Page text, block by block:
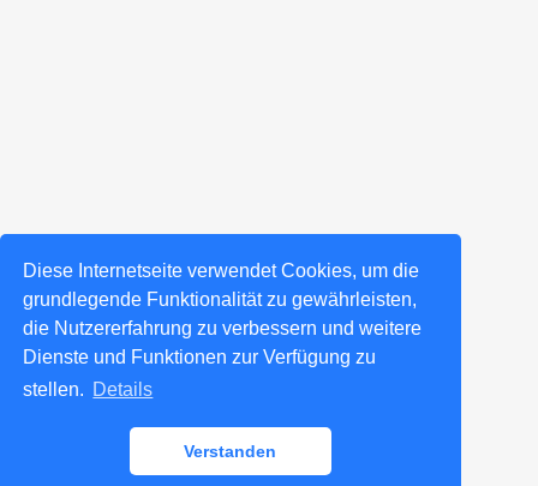
Diese Internetseite verwendet Cookies, um die
grundlegende Funktionalität zu gewährleisten,
die Nutzererfahrung zu verbessern und weitere
Dienste und Funktionen zur Verfügung zu
stellen. Details
Verstanden